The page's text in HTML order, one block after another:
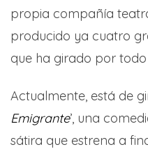
propia compañía
producido ya cuatro
que ha girado por todo
Actualmente, está de
Emigrante’, una
sátira que estrena a